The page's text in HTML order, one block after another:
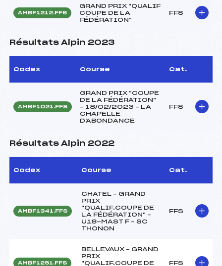
AMBF1212.FFS
GRAND PRIX "QUALIF
COUPE DE LA
FÉDÉRATION"
FFS
Résultats Alpin 2023
Codex Course Cat.
AMBF1021.FFS
GRAND PRIX "COUPE
DE LA FÉDÉRATION"
– 18/02/2023 – LA
CHAPELLE
D'ABONDANCE
FFS
Résultats Alpin 2022
Codex Course Cat.
AMBF1341.FFS
CHATEL – GRAND
PRIX
"QUALIF.COUPE DE
LA FÉDÉRATION" –
U18-MAST F – SC
THONON
FFS
AMBF1251.FFS
BELLEVAUX – GRAND
PRIX
"QUALIF.COUPE DE
FFS